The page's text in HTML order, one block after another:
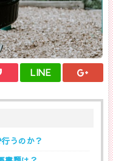
LINE
うのか？